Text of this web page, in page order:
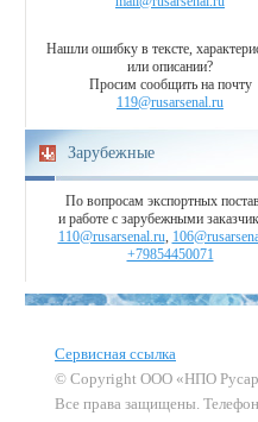
Нашли ошибку в тексте,
или описании?
Просим сообщить на почту
119@rusarsenal.ru
Зарубежные
По вопросам экспортных
и работе с зарубежными
110@rusarsenal.ru,
+79854450071
Сервисная ссылка
© Copyright ООО «НПО
Все права защищены.